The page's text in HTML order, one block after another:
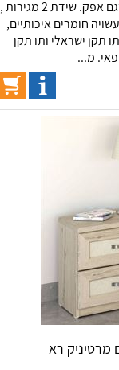
שידה לחדר השינה דגם אפק. שידת 2 מגירות ,
חומרים איכותיים,
תקן ישראלי ותו תקן
מ...
מרטיניק רא